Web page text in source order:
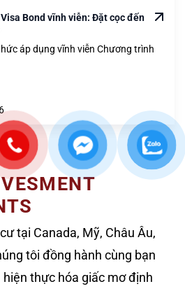
Bond vĩnh viễn: Đặt cọc đến
áp dụng vĩnh viễn Chương trình
tại Canada, Mỹ, Châu Âu,
tôi đồng hành cùng bạn
thực hóa giấc mơ định